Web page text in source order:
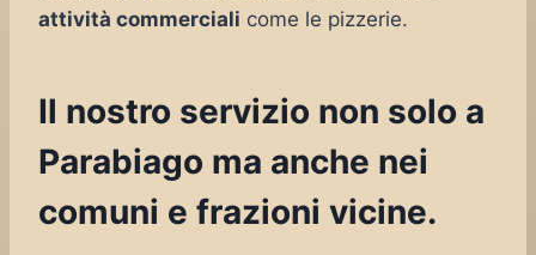
attività commerciali come le pizzerie.
Il nostro servizio non solo a
Parabiago ma anche nei
comuni e frazioni vicine.